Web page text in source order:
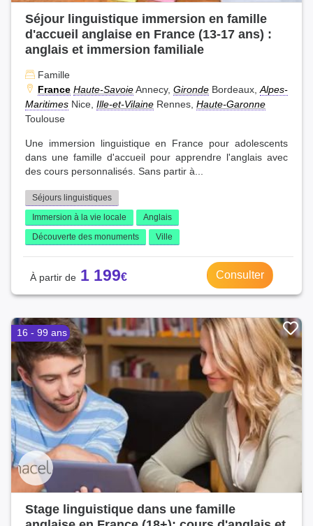
Séjour linguistique immersion en famille
d'accueil anglaise en France (13-17 ans) :
anglais et immersion familiale
Famille
France Haute-SavoieAnnecy, Gironde Bordeaux, Alpes-
Maritimes Nice, Ille-et-Vilaine Rennes, Haute-Garonne
Toulouse
Une immersion linguistique en France pour adolescents
dans une famille d'accueil pour apprendre l'anglais avec
des cours personnalisés. Sans partir à...
Séjours linguistiques
Immersion à la vie locale
Anglais
Découverte des monuments
Ville
1 199 Consulter
16 - 99 ans
Stage linguistique dans une famille